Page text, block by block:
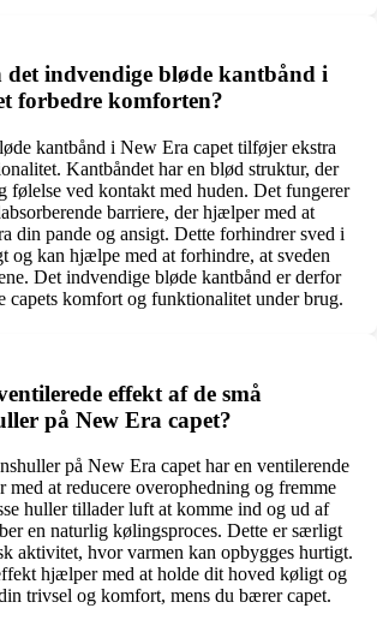
indvendige bløde kantbånd i
forbedre komforten?
kantbånd i New Era capet tilføjer ekstra
Kantbåndet har en blød struktur, der
følelse ved kontakt med huden. Det fungerer
barriere, der hjælper med at
din pande og ansigt. Dette forhindrer sved i
og kan hjælpe med at forhindre, at sveden
Det indvendige bløde kantbånd er derfor
capets komfort og funktionalitet under brug.
effekt af de små
på New Era capet?
på New Era capet har en ventilerende
at reducere overophedning og fremme
huller tillader luft at komme ind og ud af
en naturlig kølingsproces. Dette er særligt
aktivitet, hvor varmen kan opbygges hurtigt.
hjælper med at holde dit hoved køligt og
trivsel og komfort, mens du bærer capet.